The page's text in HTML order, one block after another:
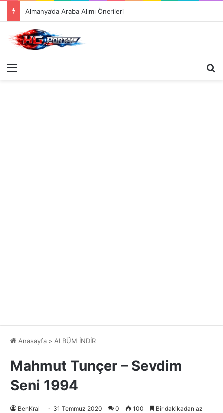
Menü
Anasayfa > ALBÜM İNDİR
Mahmut Tunçer – Sevdim
Seni 1994
BenKral 31 Temmuz 2020 0 100 Bir dakikadan az